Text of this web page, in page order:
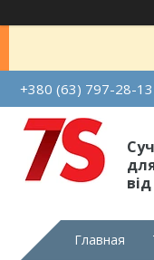
+380 (63) 797-28-13
Главная